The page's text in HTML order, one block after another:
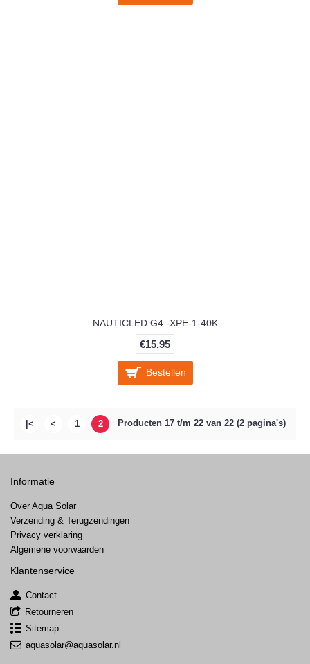
NAUTICLED G4 -XPE-1-40K
€15,95
Bestellen
|< < 1 2 Producten 17 t/m 22 van 22 (2 pagina's)
Informatie
Over Aqua Solar
Verzending & Terugzendingen
Privacy verklaring
Algemene voorwaarden
Klantenservice
Contact
Retourneren
Sitemap
aquasolar@aquasolar.nl